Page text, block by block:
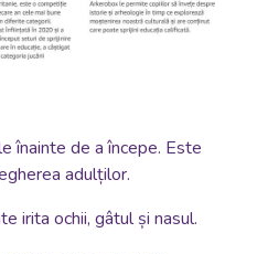
înainte de a începe. Este
adulților.
irita ochii, gâtul și nasul.